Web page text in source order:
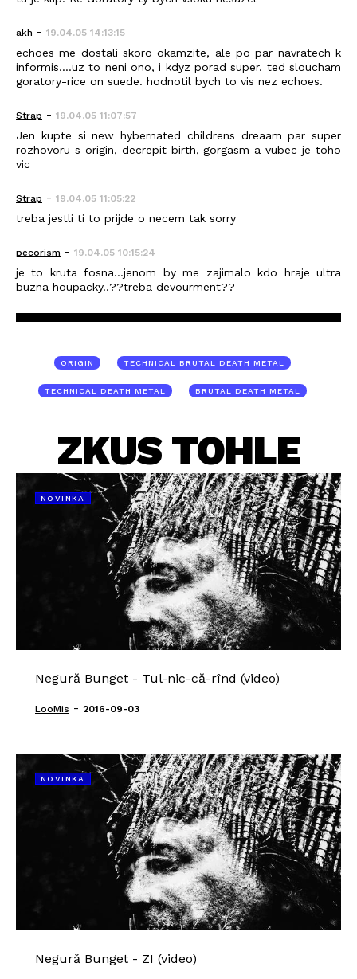
akh - 19.04.05 14:13:15
echoes me dostali skoro okamzite, ale po par navratech k
informis....uz to neni ono, i kdyz porad super. ted sloucham
goratory-rice on suede. hodnotil bych to vis nez echoes.
Strap - 19.04.05 11:07:57
Jen kupte si new hybernated childrens dreaam par super
rozhovoru s origin, decrepit birth, gorgasm a vubec je toho
vic
Strap - 19.04.05 11:05:22
treba jestli ti to prijde o necem tak sorry
pecorism - 19.04.05 10:15:24
je to kruta fosna...jenom by me zajimalo kdo hraje ultra
buzna houpacky..??treba devourment??
ORIGIN TECHNICAL BRUTAL DEATH METAL
TECHNICAL DEATH METAL BRUTAL DEATH METAL
ZKUS TOHLE
NOVINKA
Negură Bunget - Tul-nic-că-rînd (video)
LooMis - 2016-09-03
NOVINKA
Negură Bunget - ZI (video)